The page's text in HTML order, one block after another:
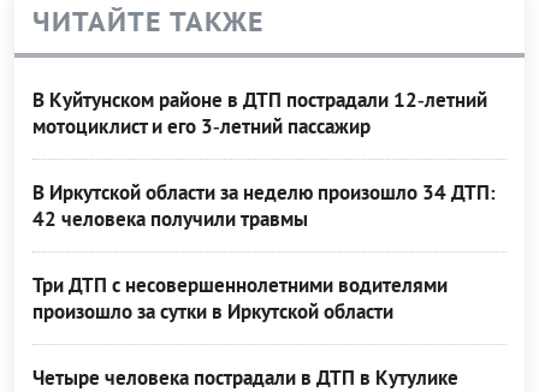
ЧИТАЙТЕ ТАКЖЕ
В Куйтунском районе в ДТП пострадали 12‑летний
мотоциклист и его 3‑летний пассажир
В Иркутской области за неделю произошло 34 ДТП:
42 человека получили травмы
Три ДТП с несовершеннолетними водителями
произошло за сутки в Иркутской области
Четыре человека пострадали в ДТП в Кутулике